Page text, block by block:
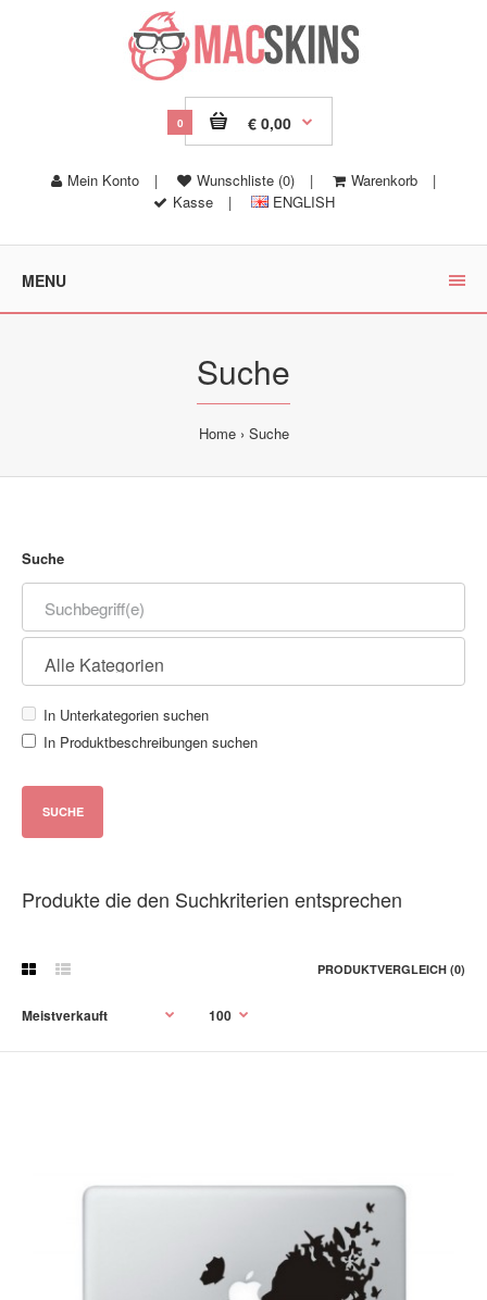
0 € 0,00
Mein Konto | Wunschliste (0) | Warenkorb
|
Kasse
| ENGLISH
MENU
Suche
Home Suche
Suche
In Unterkategorien suchen
In Produktbeschreibungen suchen
Produkte die den Suchkriterien entsprechen
PRODUKTVERGLEICH (0)